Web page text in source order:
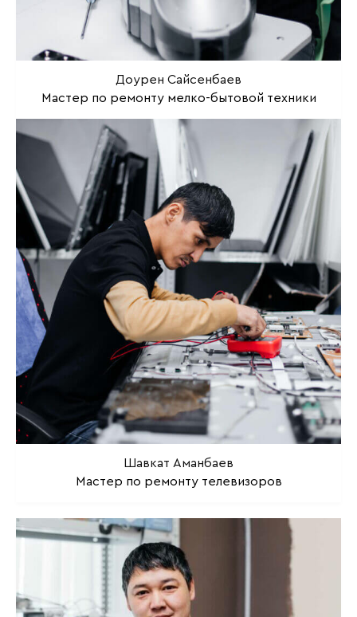
Доурен Сайсенбаев
Мастер по ремонту мелко-бытовой техники
Шавкат Аманбаев
Мастер по ремонту телевизоров